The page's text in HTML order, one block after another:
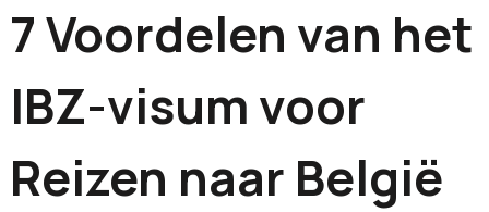
7 Voordelen van het
IBZ-visum voor
Reizen naar België